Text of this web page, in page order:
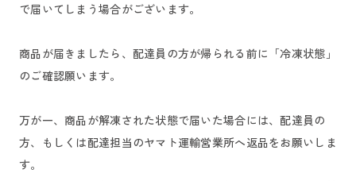
で届いてしまう場合がございます。
商品が届きましたら、配達員の方が帰られる前に「冷凍状態」
のご確認願います。
万が一、商品が解凍された状態で届いた場合には、配達員の
方、もしくは配達担当のヤマト運輸営業所へ返品をお願いしま
す。